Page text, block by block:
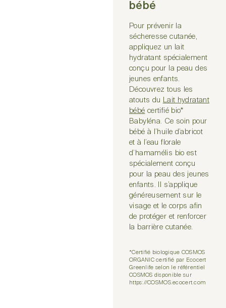
bébé
Pour prévenir la
sécheresse cutanée,
appliquez un lait
hydratant spécialement
conçu pour la peau des
jeunes enfants.
Découvrez tous les
atouts du Lait hydratant
bébé certifié bio*
Babyléna. Ce soin pour
bébé à l’huile d’abricot
et à l’eau florale
d’hamamélis bio est
spécialement conçu
pour la peau des jeunes
enfants. Il s’applique
généreusement sur le
visage et le corps afin
de protéger et renforcer
la barrière cutanée.
*Certifié biologique COSMOS
ORGANIC certifié par Ecocert
Greenlife selon le référentiel
COSMOS disponible sur
https://COSMOS.ecocert.com